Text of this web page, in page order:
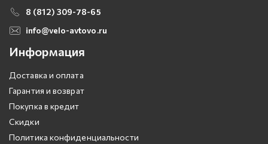
8 (812) 309-78-65
info@velo-avtovo.ru
Информация
Доставка и оплата
Гарантия и возврат
Покупка в кредит
Скидки
Политика конфиденциальности